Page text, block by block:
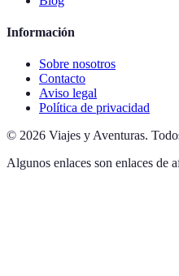
Información
Sobre nosotros
Contacto
Aviso legal
Política de privacidad
© 2026 Viajes y Aventuras.
Algunos enlaces son enlaces de